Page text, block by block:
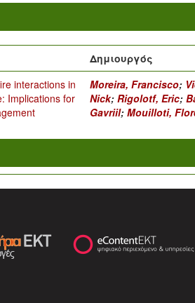
Δημιουργός
interactions in
Implications for
Moreira, Francisco;
Nick; Rigolotf, Eric;
Gavriil; Mouilloti,